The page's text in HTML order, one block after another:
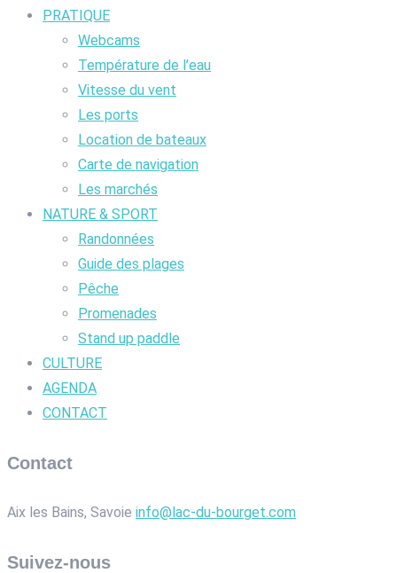
PRATIQUE
Webcams
Température de l’eau
Vitesse du vent
Les ports
Location de bateaux
Carte de navigation
Les marchés
NATURE & SPORT
Randonnées
Guide des plages
Pêche
Promenades
Stand up paddle
CULTURE
AGENDA
CONTACT
Contact
Aix les Bains, Savoie info@lac-du-bourget.com
Suivez-nous